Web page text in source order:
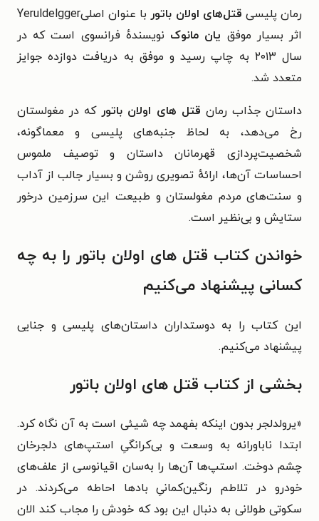
رمان پلیسی قتل‌های اولان‌ باتور
با عنوان اصلیYeruldelgger
اثر بسیار موفق یان مانوک نویسنده‌ٔ فرانسوی است که در
سال ۲۰۱۳ به چاپ رسید و موفق به دریافت دوازده جوایز
متعدد شد.
داستان جذاب رمان قتل های اولان باتورکه در مغولستان
رخ می‌دهد، به لحاظ جنبه‌های پلیسی و معماگونه،
شخصیت‌پردازی قهرمانان داستان و توصیف ملموس
احساسات آن‌ها، ارائه‌ٔ تصویری روشن و بسیار جالب از آداب
و سنت‌های مردم مغولستان و طبیعت این سرزمین درخور
ستایش و بی‌نظیر است.
خواندن کتاب قتل های اولان باتور را به چه
کسانی پیشنهاد می‌کنیم
این کتاب را به دوستداران داستان‌های پلیسی و جنایی
پیشنهاد می‌کنیم.
بخشی از کتاب قتل های اولان باتور
«یرولدلجر بدون اینکه بفهمد چه شیئی است به آن نگاه کرد.
ابتدا ناباورانه به وسعت و بی‌کرانگیِ استپ‌های دلجرخان
چشم دوخت. استپ‌ها آن‌ها را به‌سان اقیانوسی از علف‌های
خودرو در تلاطم رنگین‌کمانیِ بادها احاطه می‌کردند. در
سکوتی طولانی به دنبال این بود که خودش را مجاب کند الان